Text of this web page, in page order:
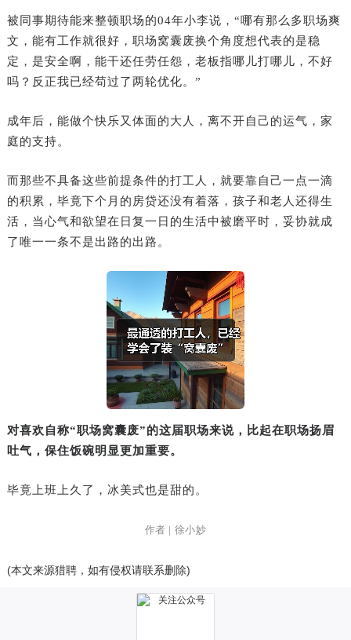
被同事期待能来整顿职场的04年小李说，“哪有那么多职场爽
文，能有工作就很好，职场窝囊废换个角度想代表的是稳
定，是安全啊，能干还任劳任怨，老板指哪儿打哪儿，不好
吗？反正我已经苟过了两轮优化。”
成年后，能做个快乐又体面的大人，离不开自己的运气，家
庭的支持。
而那些不具备这些前提条件的打工人，‍‍‍就要靠自己一点一滴
的积累，毕竟下个月的房贷还没有着落，孩子和老人还得生
活，当心气和欲望在日复一日的生活中被磨平时，妥协就成
了唯一一条不是出路的出路。
对喜欢自称“职场窝囊废”的这届职场来说，比起在职场扬眉
吐气，保住饭碗明显更加重要。
毕竟上班上久了，冰美式也是甜的。
作者 | 徐小妙
(本文来源猎聘，如有侵权请联系删除)